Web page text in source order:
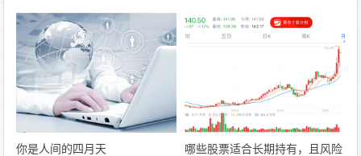
你是人间的四月天
哪些股票适合长期持有，且风险